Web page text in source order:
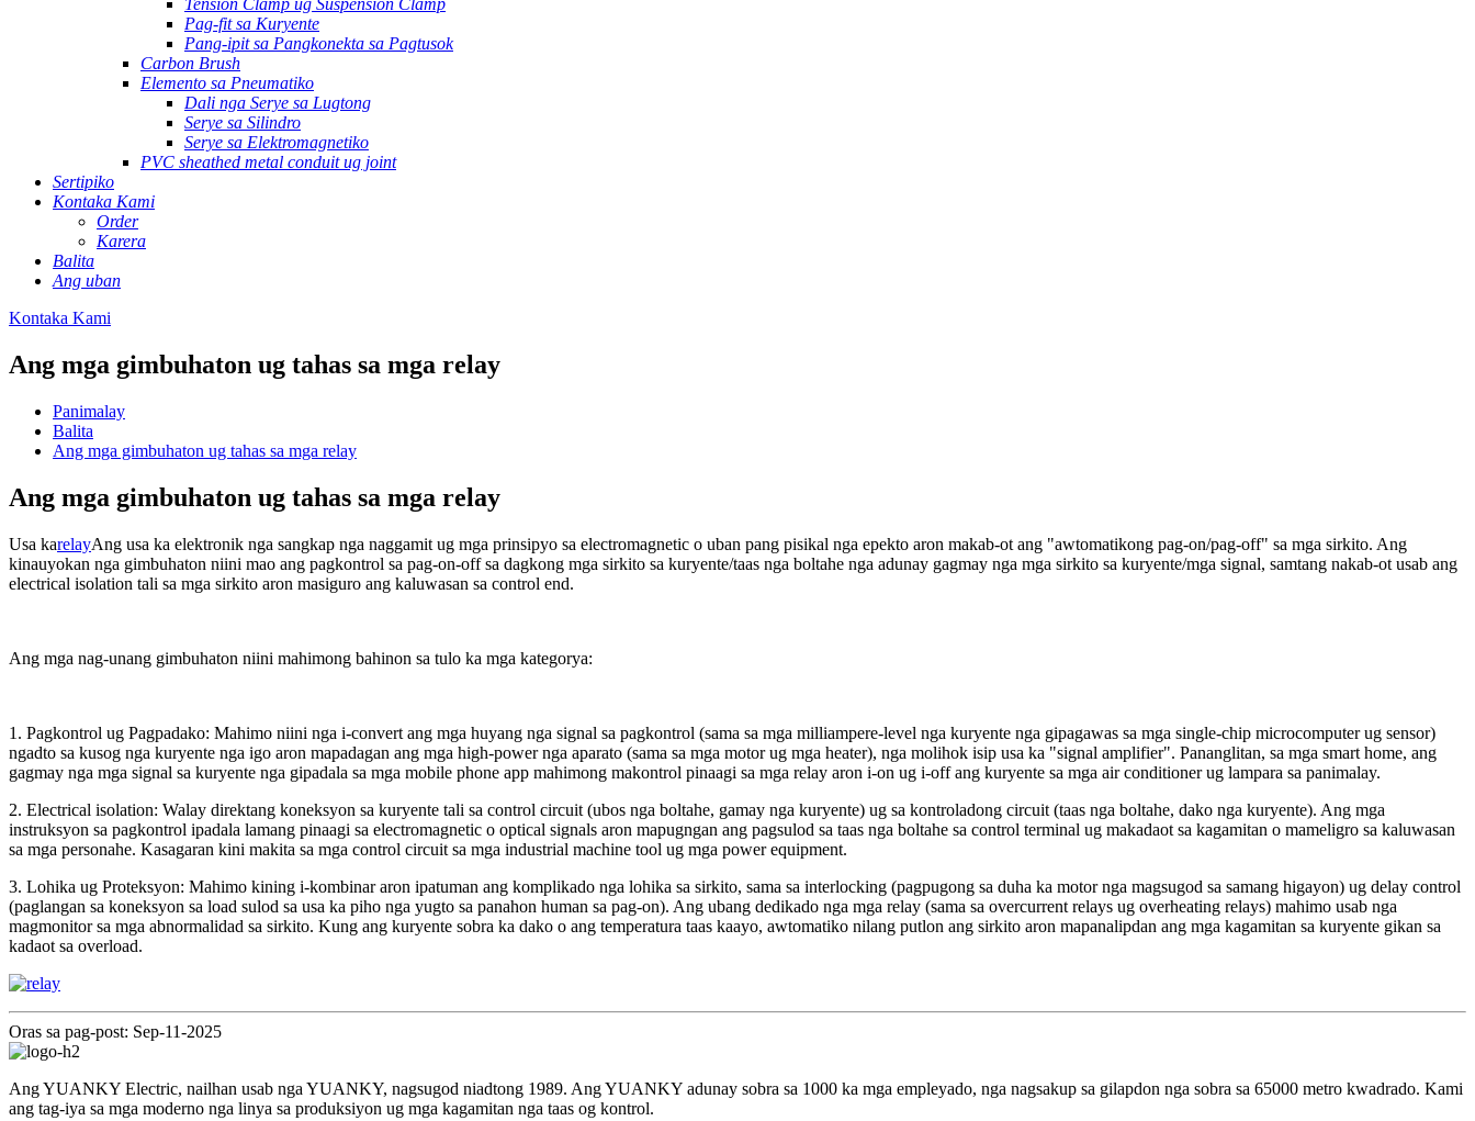
Tension Clamp ug Suspension Clamp
Pag-fit sa Kuryente
Pang-ipit sa Pangkonekta sa Pagtusok
Carbon Brush
Elemento sa Pneumatiko
Dali nga Serye sa Lugtong
Serye sa Silindro
Serye sa Elektromagnetiko
PVC sheathed metal conduit ug joint
Sertipiko
Kontaka Kami
Order
Karera
Balita
Ang uban
Kontaka Kami
Ang mga gimbuhaton ug tahas sa mga relay
Panimalay
Balita
Ang mga gimbuhaton ug tahas sa mga relay
Ang mga gimbuhaton ug tahas sa mga relay
Usa karelayAng usa ka elektronik nga sangkap nga naggamit ug mga prinsipyo sa electromagnetic o uban pang pisikal nga epekto aron makab-ot ang "awtomatikong pag-on/pag-off" sa mga sirkito. Ang
kinauyokan nga gimbuhaton niini mao ang pagkontrol sa pag-on-off sa dagkong mga sirkito sa kuryente/taas nga boltahe nga adunay gagmay nga mga sirkito sa kuryente/mga signal, samtang nakab-ot usab ang
electrical isolation tali sa mga sirkito aron masiguro ang kaluwasan sa control end.
Ang mga nag-unang gimbuhaton niini mahimong bahinon sa tulo ka mga kategorya:
1. Pagkontrol ug Pagpadako: Mahimo niini nga i-convert ang mga huyang nga signal sa pagkontrol (sama sa mga milliampere-level nga kuryente nga gipagawas sa mga single-chip microcomputer ug sensor)
ngadto sa kusog nga kuryente nga igo aron mapadagan ang mga high-power nga aparato (sama sa mga motor ug mga heater), nga molihok isip usa ka "signal amplifier". Pananglitan, sa mga smart home, ang
gagmay nga mga signal sa kuryente nga gipadala sa mga mobile phone app mahimong makontrol pinaagi sa mga relay aron i-on ug i-off ang kuryente sa mga air conditioner ug lampara sa panimalay.
2. Electrical isolation: Walay direktang koneksyon sa kuryente tali sa control circuit (ubos nga boltahe, gamay nga kuryente) ug sa kontroladong circuit (taas nga boltahe, dako nga kuryente). Ang mga
instruksyon sa pagkontrol ipadala lamang pinaagi sa electromagnetic o optical signals aron mapugngan ang pagsulod sa taas nga boltahe sa control terminal ug makadaot sa kagamitan o mameligro sa kaluwasan
sa mga personahe. Kasagaran kini makita sa mga control circuit sa mga industrial machine tool ug mga power equipment.
3. Lohika ug Proteksyon: Mahimo kining i-kombinar aron ipatuman ang komplikado nga lohika sa sirkito, sama sa interlocking (pagpugong sa duha ka motor nga magsugod sa samang higayon) ug delay control
(paglangan sa koneksyon sa load sulod sa usa ka piho nga yugto sa panahon human sa pag-on). Ang ubang dedikado nga mga relay (sama sa overcurrent relays ug overheating relays) mahimo usab nga
magmonitor sa mga abnormalidad sa sirkito. Kung ang kuryente sobra ka dako o ang temperatura taas kaayo, awtomatiko nilang putlon ang sirkito aron mapanalipdan ang mga kagamitan sa kuryente gikan sa
kadaot sa overload.
Oras sa pag-post: Sep-11-2025
Ang YUANKY Electric, nailhan usab nga YUANKY, nagsugod niadtong 1989. Ang YUANKY adunay sobra sa 1000 ka mga empleyado, nga nagsakup sa gilapdon nga sobra sa 65000 metro kwadrado. Kami
ang tag-iya sa mga moderno nga linya sa produksiyon ug mga kagamitan nga taas og kontrol.